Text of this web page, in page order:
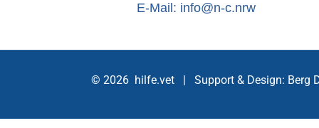
E-Mail: info@n-c.nrw
© 2026 hilfe.vet | Support & Design: Berg